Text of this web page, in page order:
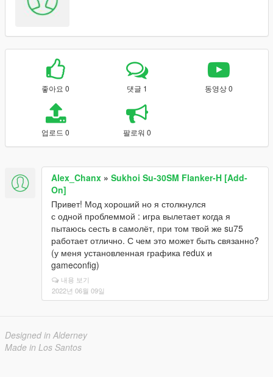
좋아요 0 댓글 1 동영상 0
업로드 0 팔로워 0
Alex_Chanx » Sukhoi Su-30SM Flanker-H [Add-
On]
Привет! Мод хороший но я столкнулся
с одной проблеммой : игра вылетает когда я
пытаюсь сесть в самолёт, при том твой же su75
работает отлично. С чем это может быть связанно?
(у меня установленная графика redux и
gameconfig)
내용 보기
2022년 06월 09일
Designed in Alderney
Made in Los Santos